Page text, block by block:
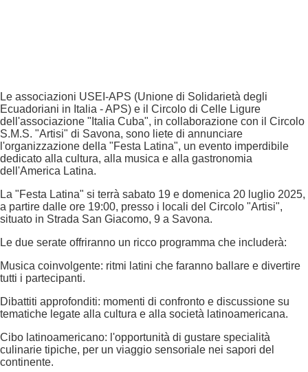
Le associazioni USEI-APS (Unione di Solidarietà degli
Ecuadoriani in Italia - APS) e il Circolo di Celle Ligure
dell'associazione "Italia Cuba", in collaborazione con il Circolo
S.M.S. "Artisi" di Savona, sono liete di annunciare
l'organizzazione della "Festa Latina", un evento imperdibile
dedicato alla cultura, alla musica e alla gastronomia
dell'America Latina.
La "Festa Latina" si terrà sabato 19 e domenica 20 luglio 2025,
a partire dalle ore 19:00, presso i locali del Circolo "Artisi",
situato in Strada San Giacomo, 9 a Savona.
Le due serate offriranno un ricco programma che includerà:
Musica coinvolgente: ritmi latini che faranno ballare e divertire
tutti i partecipanti.
Dibattiti approfonditi: momenti di confronto e discussione su
tematiche legate alla cultura e alla società latinoamericana.
Cibo latinoamericano: l'opportunità di gustare specialità
culinarie tipiche, per un viaggio sensoriale nei sapori del
continente.